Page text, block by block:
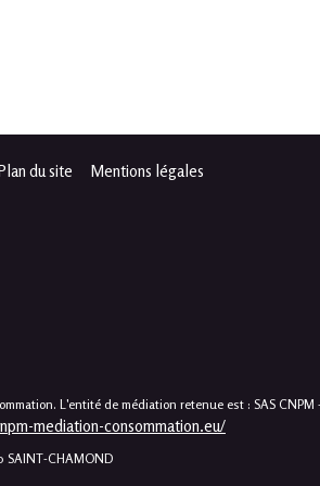
du site Mentions légales
L'entité de médiation retenue est : SAS CNPM
mediation-consommation.eu/
SAINT-CHAMOND